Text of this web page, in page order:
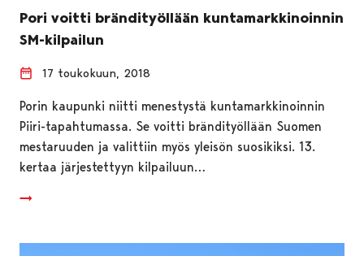
Pori voitti brändityöllään kuntamarkkinoinnin
SM-kilpailun
17 toukokuun, 2018
Porin kaupunki niitti menestystä kuntamarkkinoinnin
Piiri-tapahtumassa. Se voitti brändityöllään Suomen
mestaruuden ja valittiin myös yleisön suosikiksi. 13.
kertaa järjestettyyn kilpailuun…